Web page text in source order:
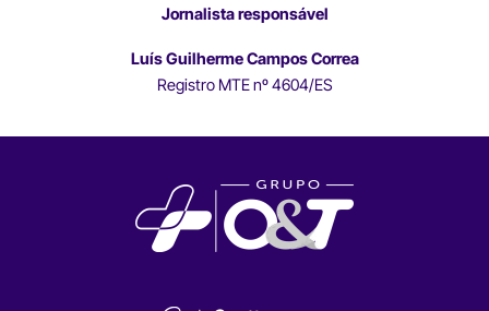
Jornalista responsável
Luís Guilherme Campos Correa
Registro MTE nº 4604/ES